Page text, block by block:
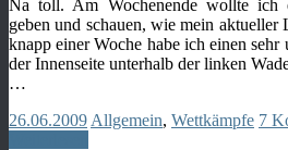
Na toll. Am Wochenende wollte ich
geben und schauen, wie mein aktueller
knapp einer Woche habe ich einen sehr
der Innenseite unterhalb der linken
…
26.06.2009 Allgemein, Wettkämpfe 7